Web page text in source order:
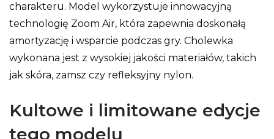
charakteru. Model wykorzystuje innowacyjną
technologię Zoom Air, która zapewnia doskonałą
amortyzację i wsparcie podczas gry. Cholewka
wykonana jest z wysokiej jakości materiałów, takich
jak skóra, zamsz czy refleksyjny nylon.
Kultowe i limitowane edycje
tego modelu